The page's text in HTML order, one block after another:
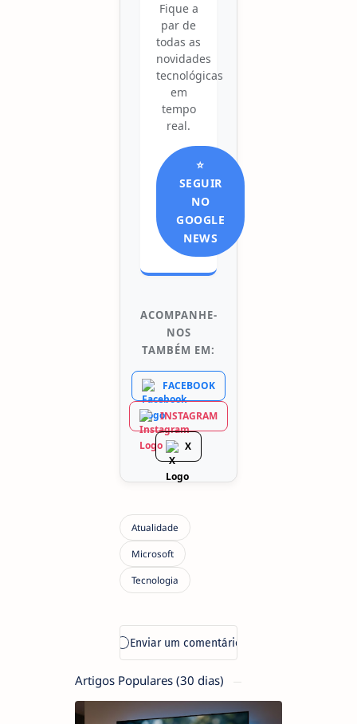
Fique a
par de
todas as
novidades
tecnológicas
em
tempo
real.
⭐
SEGUIR
NO
GOOGLE
NEWS
ACOMPANHE-
NOS
TAMBÉM EM:
FACEBOOK
INSTAGRAM
X
Artigos Populares (30 dias)